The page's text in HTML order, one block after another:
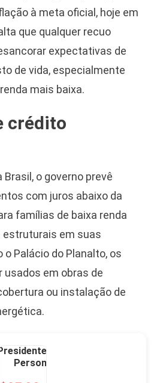
à meta oficial, hoje em
que qualquer recuo
expectativas de
de vida, especialmente
mais baixa.
crédito
o governo prevê
com juros abaixo da
famílias de baixa renda
estruturais em suas
o Palácio do Planalto, os
usados em obras de
ou instalação de
Camiseta Camisa
R$99,00 -39%
Ver no MERCADO
LIVRE
Presidente Porcelana
Personalizada